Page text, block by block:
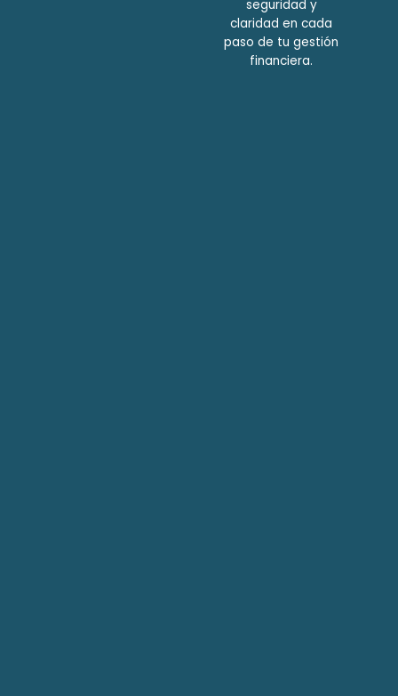
seguridad y
claridad en cada
paso de tu gestión
financiera.